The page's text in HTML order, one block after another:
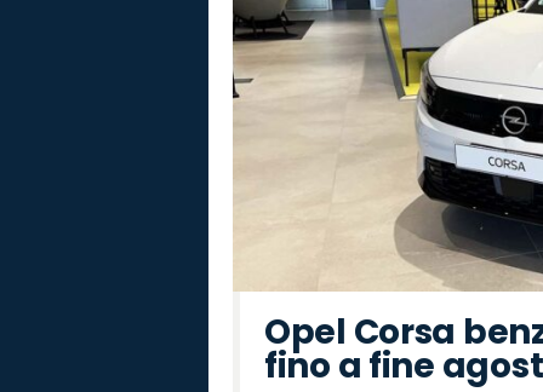
Opel Corsa
fino a fine